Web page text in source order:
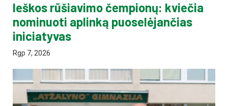
Ieškos rūšiavimo čempionų: kviečia
nominuoti aplinką puoselėjančias
iniciatyvas
Rgp 7, 2026